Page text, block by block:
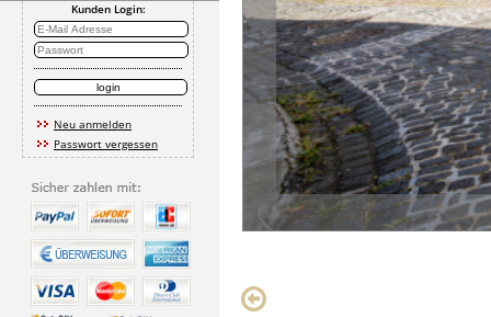
Kunden Login:
Neu anmelden
Passwort vergessen